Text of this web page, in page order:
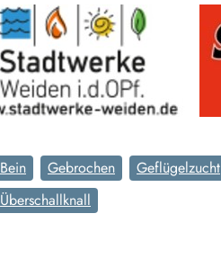
Bein Gebrochen Geflügelzucht
Überschallknall